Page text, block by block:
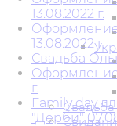
Свадьба
13.08.2022 г.
13.08.2022 г.
Свадьба
Оформление
г.
Family day
"Дерби"